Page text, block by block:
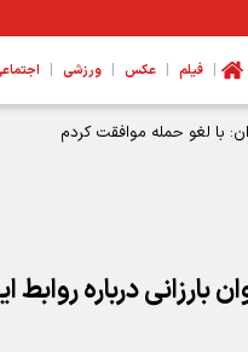
| فیلم | عکس | ورزشی |
حشدالشعبی در کربلا، بصره
درباره روابط